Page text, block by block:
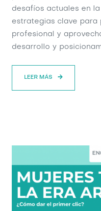
desafíos actuales en
estrategias clave para
profesional y
desarrollo y
LEER MÁS